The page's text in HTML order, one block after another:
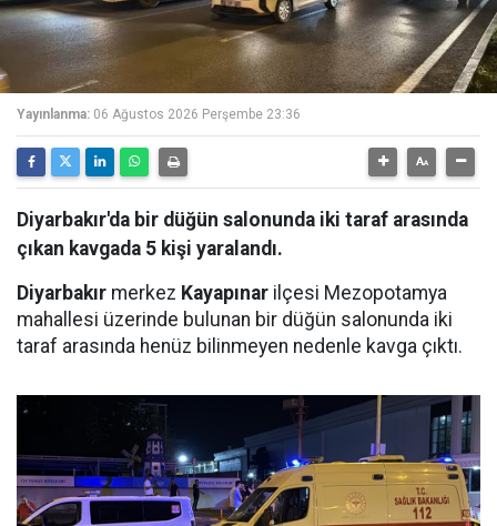
Yayınlanma: 06 Ağustos 2026 Perşembe 23:36
Diyarbakır'da bir düğün salonunda iki taraf arasında
çıkan kavgada 5 kişi yaralandı.
Diyarbakır merkez Kayapınar ilçesi Mezopotamya
mahallesi üzerinde bulunan bir düğün salonunda iki
taraf arasında henüz bilinmeyen nedenle kavga çıktı.